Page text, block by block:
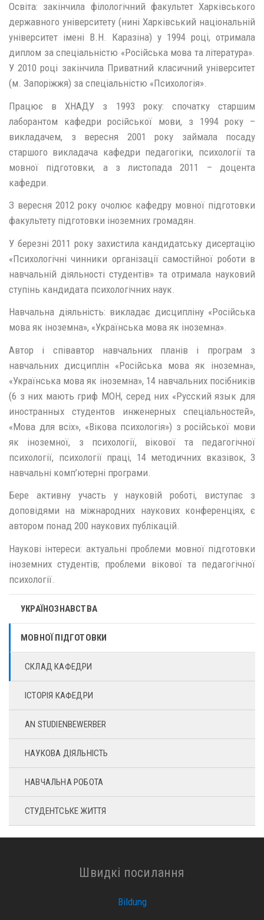
Освіта: закінчила філологічний факультет Харківського
державного університету (нині Харківський національній
університет імені В.Н. Каразіна) у 1994 році, отримала
диплом за спеціальністю «Російська мова та література».
У 2010 році закінчила Приватний класичний університет
(м. Запоріжжя) за спеціальністю «Психологія».
Працює в ХНАДУ з 1993 року: спочатку старшим
лаборантом кафедри російської мови, з 1994 року –
викладачем, з вересня 2001 року займала посаду
старшого викладача кафедри педагогіки, психології та
мовної підготовки, а з листопада 2011 – доцента
кафедри.
З вересня 2012 року очолює кафедру мовної підготовки
факультету підготовки іноземних громадян.
У березні 2011 року захистила кандидатську дисертацію
«Психологічні чинники організації самостійної роботи в
навчальній діяльності студентів» та отримала науковий
ступінь кандидата психологічних наук.
Навчальна діяльність: викладає дисципліну «Російська
мова як іноземна», «Українська мова як іноземна».
Автор і співавтор навчальних планів і програм з
навчальних дисциплін «Російська мова як іноземна»,
«Українська мова як іноземна», 14 навчальних посібників
(6 з них мають гриф МОН, серед них «Русский язык для
иностранных студентов инженерных спеціальностей»,
«Мова для всіх», «Вікова психологія») з російської мови
як іноземної, з психології, вікової та педагогічної
психології, психології праці, 14 методичних вказівок, 3
навчальні комп’ютерні програми.
Бере активну участь у науковій роботі, виступає з
доповідями на міжнародних наукових конференціях, є
автором понад 200 наукових публікацій.
Наукові інтереси: актуальні проблеми мовної підготовки
іноземних студентів; проблеми вікової та педагогічної
психології.
УКРАЇНОЗНАВСТВА
МОВНОЇ ПІДГОТОВКИ
СКЛАД КАФЕДРИ
ІСТОРІЯ КАФЕДРИ
AN STUDIENBEWERBER
НАУКОВА ДІЯЛЬНІСТЬ
НАВЧАЛЬНА РОБОТА
СТУДЕНТСЬКЕ ЖИТТЯ
Швидкі посилання
Bildung